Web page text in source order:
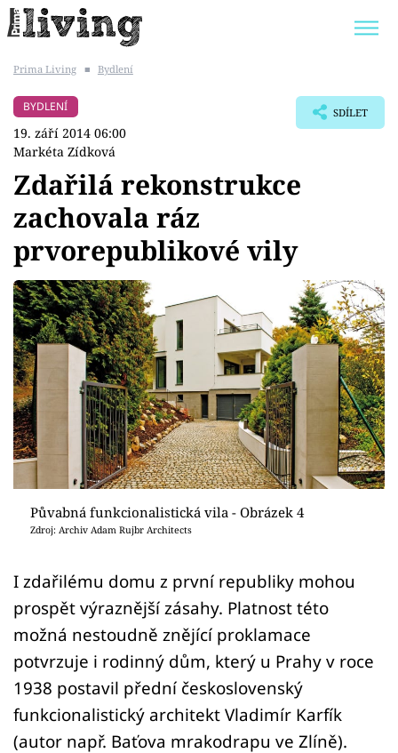
BYDLENÍ SLAVNÝCH
Témata
Bydlení
Zahrada
Design
Sledujte prima+
Přihlášení
Sledujte nás
Prima Living ■ Bydlení
BYDLENÍ
19. září 2014 06:00
Markéta Zídková
SDÍLET
Zdařilá rekonstrukce
zachovala ráz
prvorepublikové vily
Půvabná funkcionalistická vila - Obrázek 4
Zdroj: Archiv Adam Rujbr Architects
I zdařilému domu z první republiky mohou
prospět výraznější zásahy. Platnost této
možná nestoudně znějící proklamace
potvrzuje i rodinný dům, který u Prahy v roce
1938 postavil přední československý
funkcionalistický architekt Vladimír Karfík
(autor např. Baťova mrakodrapu ve Zlíně).